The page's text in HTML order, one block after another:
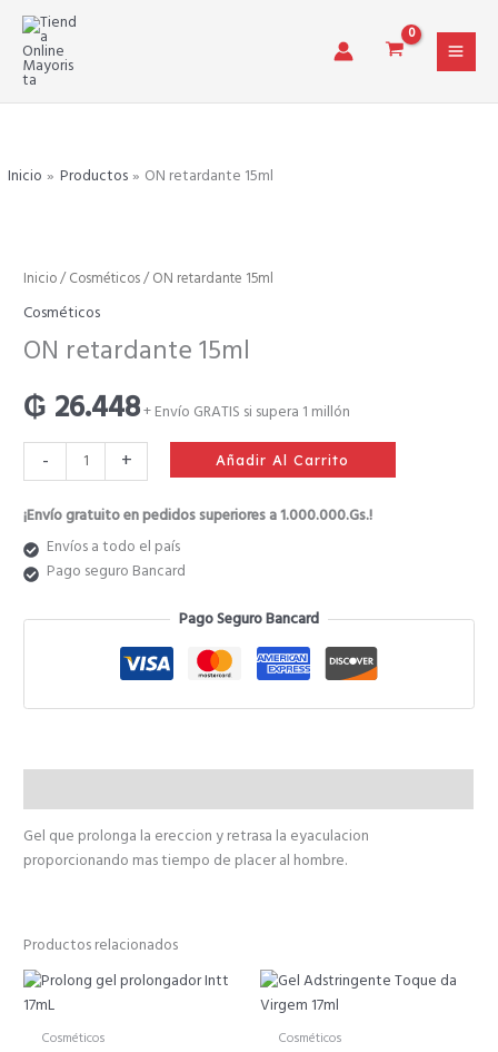
contenido
Inicio Productos ON retardante 15ml
Inicio/Cosméticos/ ON retardante 15ml
Cosméticos
ON retardante 15ml
₲ 26.448+ Envío GRATIS si supera 1 millón
-
ON
retardante
cantidad
+ Añadir Al Carrito
¡Envío gratuito en pedidos superiores a 1.000.000.Gs.!
Envíos a todo el país
Pago seguro Bancard
Pago Seguro Bancard
Gel que prolonga la ereccion y retrasa la eyaculacion
proporcionando mas tiempo de placer al hombre.
Productos relacionados
Cosméticos Cosméticos